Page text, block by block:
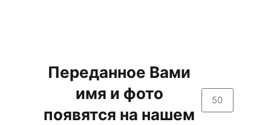
Переданное Вами
имя и фото
появятся на нашем